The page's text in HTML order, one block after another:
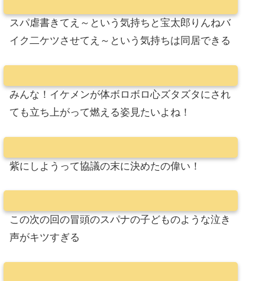
スパ虐書きてえ～という気持ちと宝太郎りんねバ
イク二ケツさせてえ～という気持ちは同居できる
みんな！イケメンが体ボロボロ心ズタズタにされ
ても立ち上がって燃える姿見たいよね！
紫にしようって協議の末に決めたの偉い！
この次の回の冒頭のスパナの子どものような泣き
声がキツすぎる